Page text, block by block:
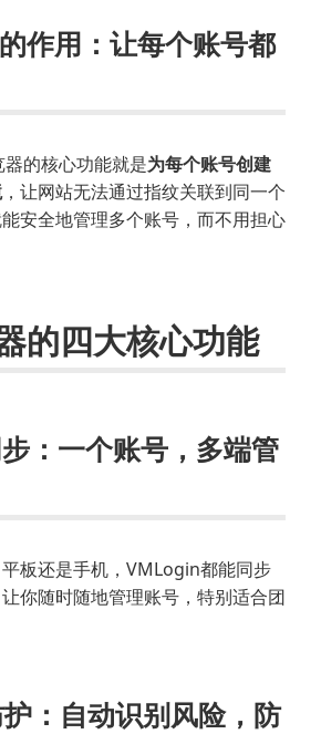
作用：让每个账号都
的核心功能就是为每个账号创建
，让网站无法通过指纹关联到同一个
安全地管理多个账号，而不用担心
的四大核心功能
：一个账号，多端管
板还是手机，VMLogin都能同步
你随时随地管理账号，特别适合团
：自动识别风险，防